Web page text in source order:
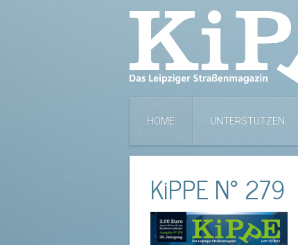
HOME UNTERSTÜTZEN
KiPPE N° 279